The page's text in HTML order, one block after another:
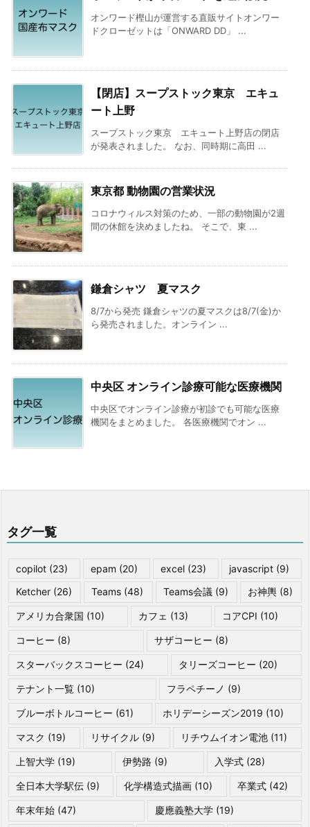
オンワード樫山が運営する直販サイトオンワー
ドクローゼットは「ONWARD DD」 ...
【閉店】スープストック東京 エキュ
ート上野
スープストック東京 エキュート上野店の閉店
が発表されました。 なお、同時期に高田 ...
東京都 動物園の営業状況
コロナウィルス対策のため、一部の動物園が2週
間の休館を決めましたね。 そこで、東 ...
鎌倉シャツ 夏マスク
8/7から発売 鎌倉シャツの夏マスクは8/7(金)か
ら発売されました。オンライン ...
中央区 オンライン診療可能な医療機関
中央区でオンライン診療が初診でも可能な医療
機関をまとめました。 各医療機関でオン ...
タグ一覧
copilot (23) epam (20) excel (23) javascript (9)
Ketcher (26) Teams (48) Teams会議 (9) お神輿(8)
アメリカ合衆国 (10) カフェ (13) コアCPI (10)
コーヒー (8) サザコーヒー (8)
スターバックスコーヒー (24) タリーズコーヒー (20)
テナント一覧 (10) フラペチーノ (9)
ブルーボトルコーヒー (61) ホリデーシーズン2019 (10)
マスク (19) リサイクル (9) リチウムイオン電池(11)
上智大学 (19) 伊勢路 (9) 入学式 (28)
全日本大学駅伝 (9) 化学構造式描画 (10) 卒業式(42)
年末年始 (47) 慶應義塾大学(19)